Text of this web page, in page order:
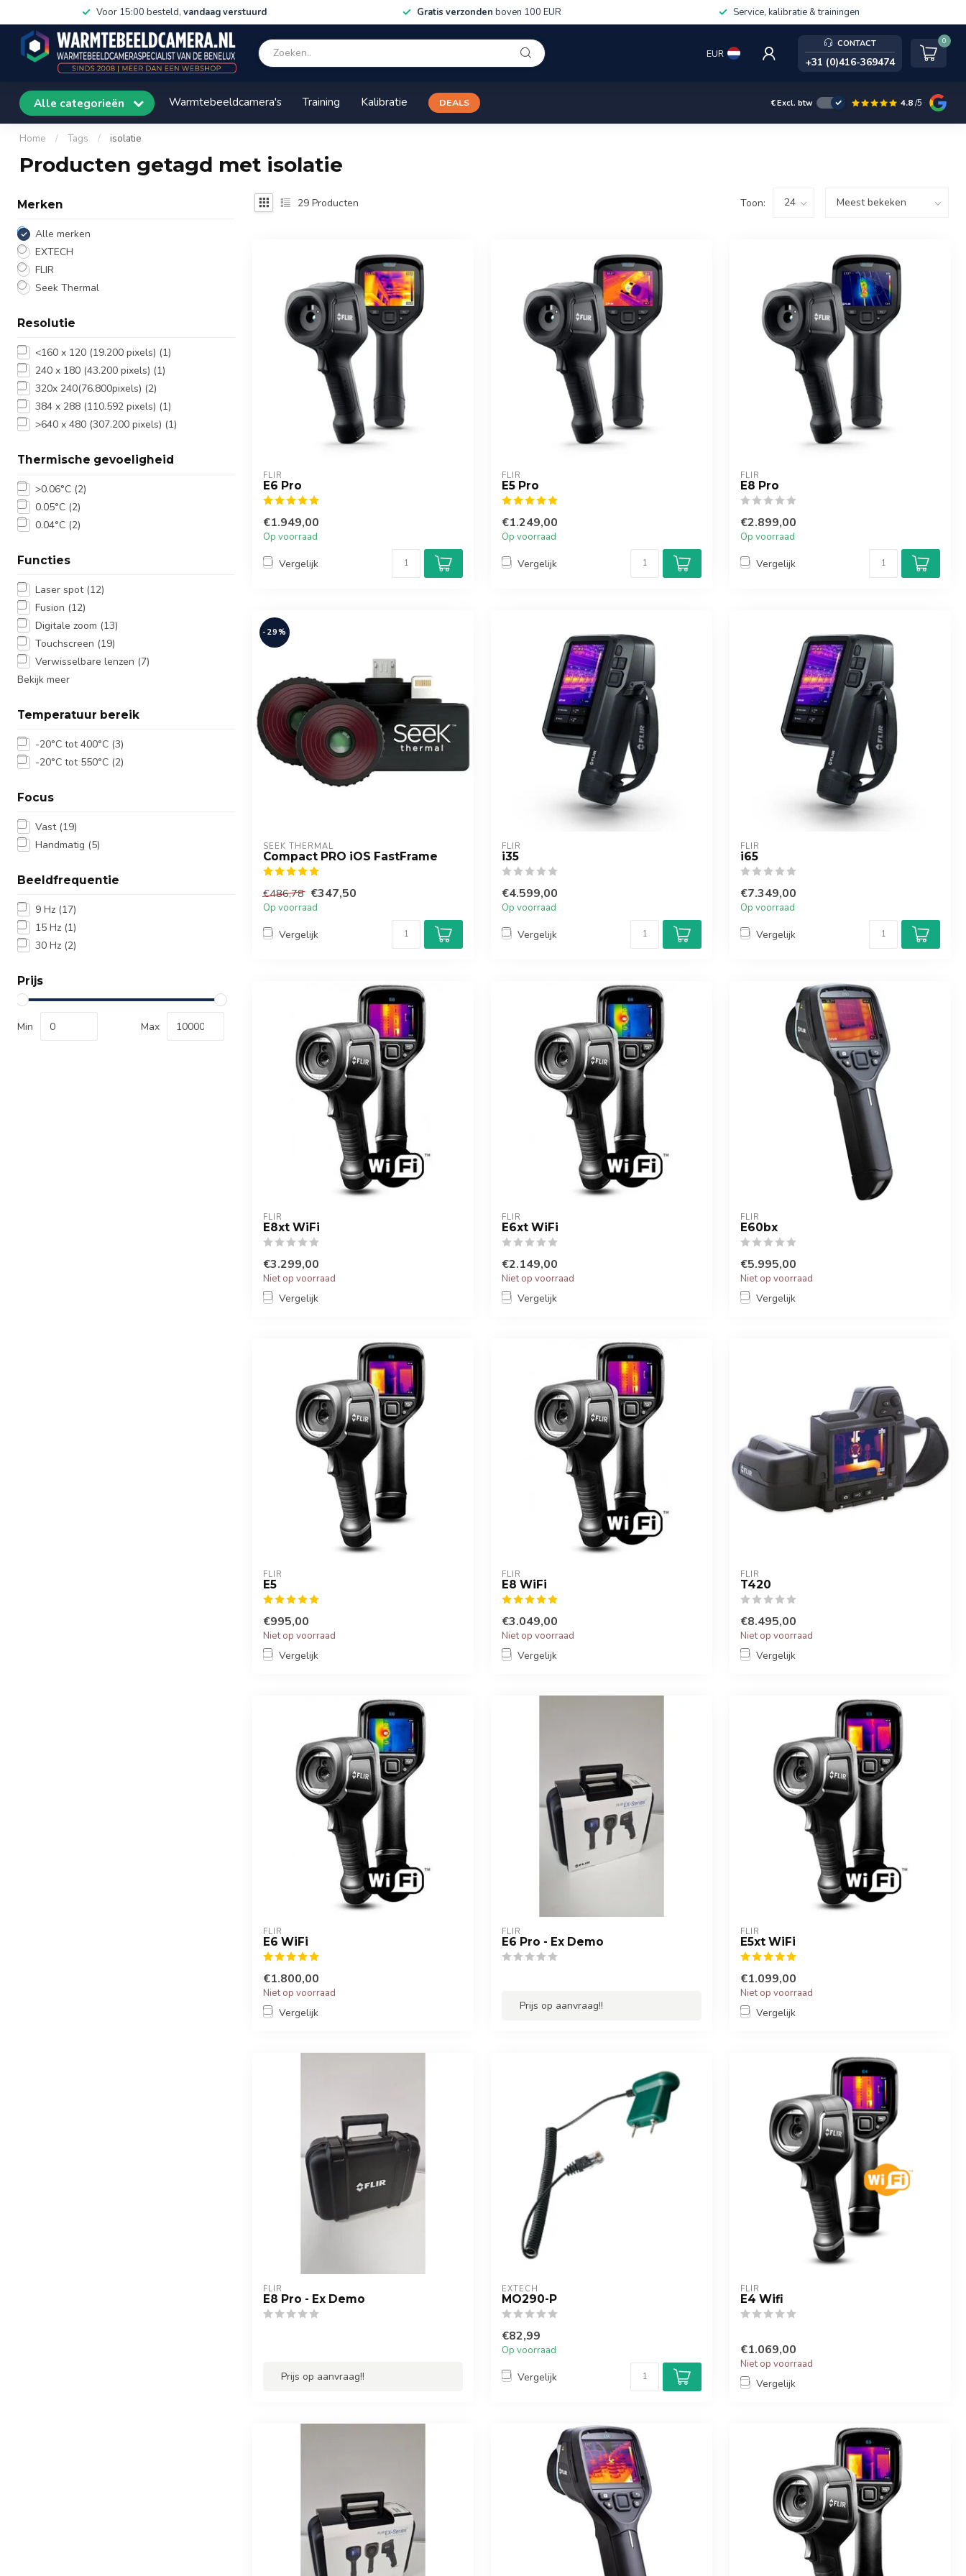
Voor 15:00 besteld, vandaag verstuurd Gratis verzonden boven 100 EUR Service, kalibratie & trainingen
EUR
CONTACT
+31 (0)416-369474
0
Alle categorieën Warmtebeeldcamera's Training Kalibratie DEALS €Excl. btw 4.8/5
Home / Tags / isolatie
Producten getagd met isolatie
Merken
Alle merken
EXTECH
FLIR
Seek Thermal
Resolutie
<160 x 120 (19.200 pixels) (1)
240 x 180 (43.200 pixels) (1)
320x 240(76.800pixels) (2)
384 x 288 (110.592 pixels) (1)
>640 x 480 (307.200 pixels) (1)
Thermische gevoeligheid
>0.06°C (2)
0.05°C (2)
0.04°C (2)
Functies
Laser spot (12)
Fusion (12)
Digitale zoom (13)
Touchscreen (19)
Verwisselbare lenzen (7)
Bekijk meer
Temperatuur bereik
-20°C tot 400°C (3)
-20°C tot 550°C (2)
Focus
Vast (19)
Handmatig (5)
Beeldfrequentie
9 Hz (17)
15 Hz (1)
30 Hz (2)
Prijs
Min Max
29 Producten Toon:
FLIR
E6 Pro
€1.949,00
Op voorraad
Vergelijk
FLIR
E5 Pro
€1.249,00
Op voorraad
Vergelijk
FLIR
E8 Pro
€2.899,00
Op voorraad
Vergelijk
-29%
SEEK THERMAL
Compact PRO iOS FastFrame
€486,78 €347,50
Op voorraad
Vergelijk
FLIR
i35
€4.599,00
Op voorraad
Vergelijk
FLIR
i65
€7.349,00
Op voorraad
Vergelijk
FLIR
E8xt WiFi
€3.299,00
Niet op voorraad
Vergelijk
FLIR
E6xt WiFi
€2.149,00
Niet op voorraad
Vergelijk
FLIR
E60bx
€5.995,00
Niet op voorraad
Vergelijk
FLIR
E5
€995,00
Niet op voorraad
Vergelijk
FLIR
E8 WiFi
€3.049,00
Niet op voorraad
Vergelijk
FLIR
T420
€8.495,00
Niet op voorraad
Vergelijk
FLIR
E6 WiFi
€1.800,00
Niet op voorraad
Vergelijk
FLIR
E6 Pro - Ex Demo
Prijs op aanvraag!!
FLIR
E5xt WiFi
€1.099,00
Niet op voorraad
Vergelijk
FLIR
E8 Pro - Ex Demo
Prijs op aanvraag!!
EXTECH
MO290-P
€82,99
Op voorraad
Vergelijk
FLIR
E4 Wifi
€1.069,00
Niet op voorraad
Vergelijk